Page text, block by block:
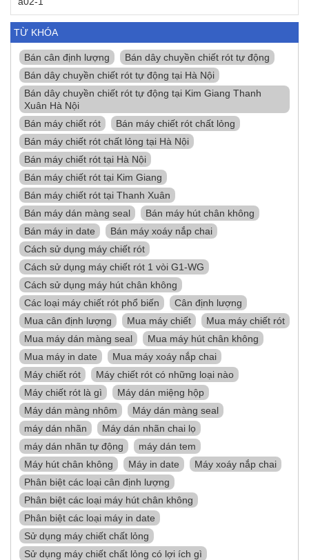
TỪ KHÓA
Bán cân định lượng
Bán dây chuyền chiết rót tự động
Bán dây chuyền chiết rót tự động tại Hà Nội
Bán dây chuyền chiết rót tự động tại Kim Giang Thanh
Xuân Hà Nội
Bán máy chiết rót
Bán máy chiết rót chất lỏng
Bán máy chiết rót chất lỏng tại Hà Nội
Bán máy chiết rót tại Hà Nội
Bán máy chiết rót tại Kim Giang
Bán máy chiết rót tại Thanh Xuân
Bán máy dán màng seal
Bán máy hút chân không
Bán máy in date
Bán máy xoáy nắp chai
Cách sử dụng máy chiết rót
Cách sử dụng máy chiết rót 1 vòi G1-WG
Cách sử dụng máy hút chân không
Các loại máy chiết rót phổ biến
Cân định lượng
Mua cân định lượng
Mua máy chiết
Mua máy chiết rót
Mua máy dán màng seal
Mua máy hút chân không
Mua máy in date
Mua máy xoáy nắp chai
Máy chiết rót
Máy chiết rót có những loại nào
Máy chiết rót là gì
Máy dán miệng hộp
Máy dán màng nhôm
Máy dán màng seal
máy dán nhãn
Máy dán nhãn chai lọ
máy dán nhãn tự động
máy dán tem
Máy hút chân không
Máy in date
Máy xoáy nắp chai
Phân biệt các loại cân định lượng
Phân biệt các loại máy hút chân không
Phân biệt các loại máy in date
Sử dụng máy chiết chất lỏng
Sử dụng máy chiết chất lỏng có lợi ích gì